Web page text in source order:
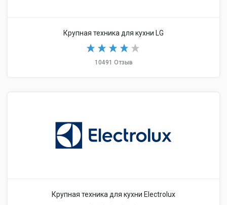
Крупная техника для кухни LG
10491 Отзыв
Крупная техника для кухни Electrolux